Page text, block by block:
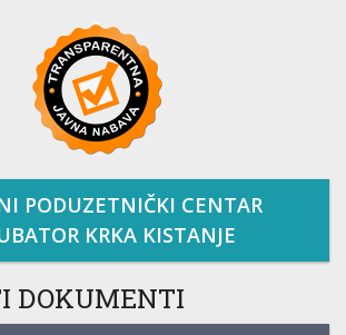
PODUZETNIČKI CENTAR
KRKA KISTANJE
DOKUMENTI